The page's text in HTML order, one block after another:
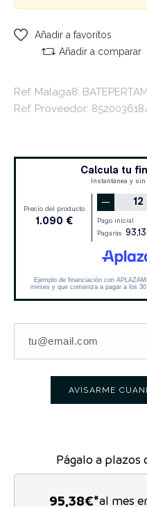
Añadir a favoritos
Añadir a comparar
Ref. Malaga8:
Ref. Proveedor:
AVISARME
Págalo a plazos
95,38€*al mes